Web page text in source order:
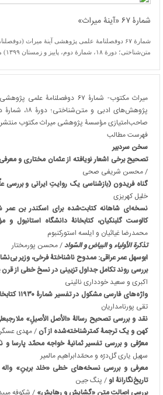
شمارۀ ۶۷ «آینۀ میراث»
شمارۀ ۶۷ دوفصلنامۀ علمی پژوهشی آینۀ میراث
متن‌شناختی؛ دورۀ ۱۸، شمارۀ دوم، پاییز و زمستان ۱۳۹۹) منتشر شد.
میراث مکتوب- شمارۀ ۶۷ دوفصلنامۀ
صاحب‌امتیازی مؤسسۀ پژوهشی میراث مکتوب
فهرست مطالب
سخن سردبیر
تصحیح برخی اشعار نویافته از عثمان مختاری و
/ محسن شریفی صحی
گناه فریدون (بازشناسی یک روایتِ ایرانی و
خلیل کهریزی
نسخه‌ای شاهانه کتابت‌شده برای اسکندر بن
کالوست گلبنکیان، کتابخانۀ دانشگاه استانبول
محمدرضا غیاثیان و ایلسه استورکنبوم
تذکرة الأولیاءوالبیاض و السّواد/ محسن پورمختار
ابوسهل عمر عراقی: ممدوح ناشناختۀ فرخی، وزیر
بررسی روند تکامل جداول تزیینی در نسخ خطی از
اکبری و سعید خودداری نائینی
واژه‌های فارسی مشکول در تفسیر شمارۀ ۱۱۹۳۰ کتابخانۀ مجلس
تقی پورنامداریان
نقد و بررسی تصحیح رسالۀ «الأصل الأصیلِ»
کهن و یک ترجمۀ کمترشناخته‌شده از آن/ مهدی
معرّفی و بررسی تفسیر ثمانیۀ خواجه‌ محمّد پارسا و
سهیل یاری گل‌درّه و محمّدابراهیم مالمیر
معرفی و بررسی نسخه‌های خطی «خلد برینِ» واله
تاریخ‌نگارانۀ او/ پنگ جین
بررسی اصالت متن «گشایش و رهایش»/ شکوفه